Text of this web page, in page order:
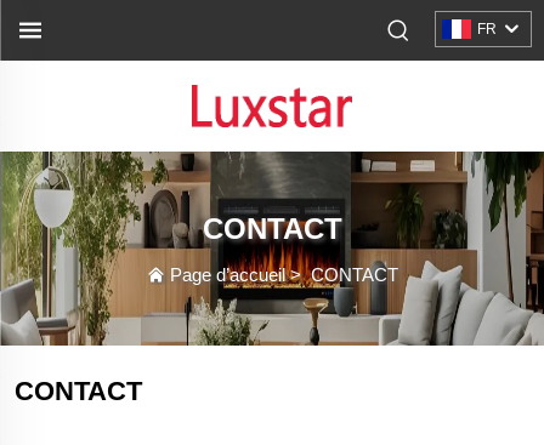
FR
CONTACT
Page d’accueil>CONTACT
CONTACT